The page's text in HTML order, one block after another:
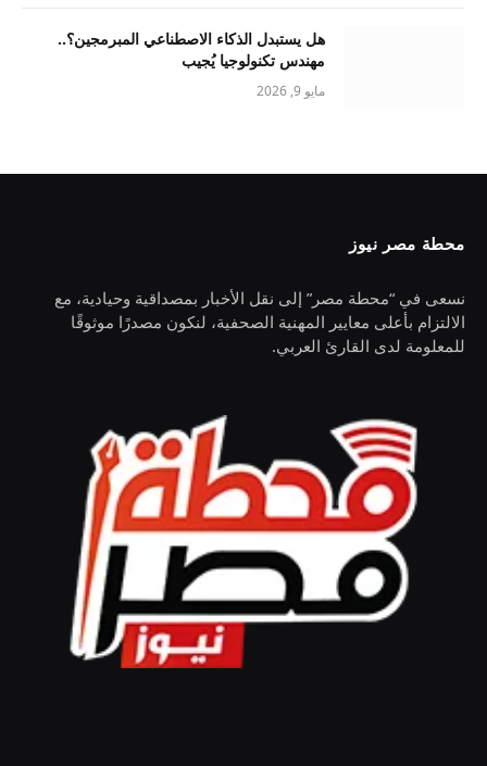
هل يستبدل الذكاء الاصطناعي المبرمجين؟..
مهندس تكنولوجيا يُجيب
مايو 9, 2026
محطة مصر نيوز
نسعى في “محطة مصر” إلى نقل الأخبار بمصداقية وحيادية، مع
الالتزام بأعلى معايير المهنية الصحفية، لنكون مصدرًا موثوقًا
للمعلومة لدى القارئ العربي.